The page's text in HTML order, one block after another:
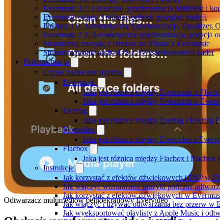
Evermusic 3.1: Crossfade, synchronizacja biblioteki i
Evermusic osiąga 3 miliony pobrań: przegląd funkcji
Flacbox 1.6: Automatyczna Synchronizacja, Equalizer,
Evermusic 2.3: Automatyczna synchronizacja, pozycja
Strumieniuj muzykę z chmury na iPhone z Evermusic
Strumieniowanie audio iOS z AVAssetResourceLoader
Dokumentacja
Często zadawane pytania
Evermusic
Jaka jest różnica między Evermusic a
Jaka jest różnica między Evermusic a
Evertag
Jaka jest różnica między Evertag i Evertag
Evervideo
Jaka jest różnica między Evervideo a
Flacbox
Jaka jest różnica między Flacbox i Flacbox
Instrukcje
Jak korzystać z efektów dźwiękowych i DSP w
Jak włączyć wizualizator muzyki podczas
Jak korzystać z efektów dźwiękowych w
Jak włączyć i używać odtwarzania bez przerw w
Jak wyeksportować playlisty z Apple Music i
Odtwarzacz multimediów pełnoekranowy Evervideo